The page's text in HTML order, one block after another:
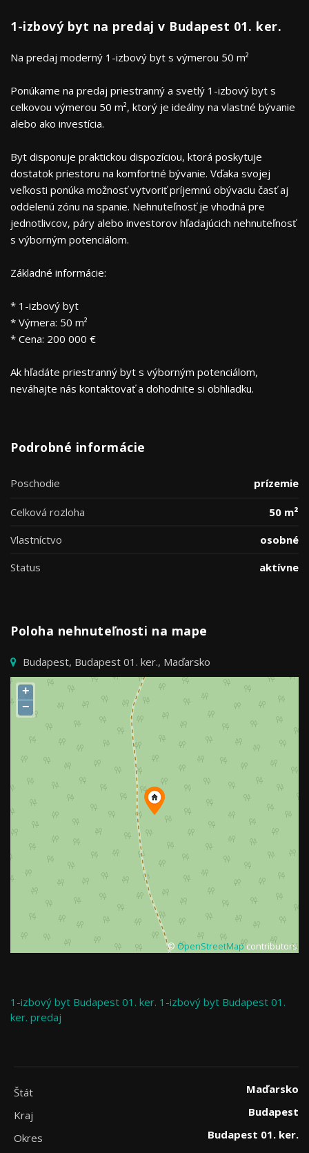
1-izbový byt na predaj v Budapest 01. ker.
Na predaj moderný 1-izbový byt s výmerou 50 m²
Ponúkame na predaj priestranný a svetlý 1-izbový byt s
celkovou výmerou 50 m², ktorý je ideálny na vlastné bývanie
alebo ako investícia.
Byt disponuje praktickou dispozíciou, ktorá poskytuje
dostatok priestoru na komfortné bývanie. Vďaka svojej
veľkosti ponúka možnosť vytvoriť príjemnú obývaciu časť aj
oddelenú zónu na spanie. Nehnuteľnosť je vhodná pre
jednotlivcov, páry alebo investorov hľadajúcich nehnuteľnosť
s výborným potenciálom.
Základné informácie:
* 1-izbový byt
* Výmera: 50 m²
* Cena: 200 000 €
Ak hľadáte priestranný byt s výborným potenciálom,
neváhajte nás kontaktovať a dohodnite si obhliadku.
Podrobné informácie
Poschodie prízemie
Celková rozloha
50 m²
Vlastníctvo
osobné
Status
aktívne
Poloha nehnuteľnosti na mape
Budapest, Budapest 01. ker., Maďarsko
+
−
© OpenStreetMapcontributors
1-izbový byt Budapest 01. ker. 1-izbový byt Budapest 01.
ker. predaj
Štát
Maďarsko
Kraj
Budapest
Okres
Budapest 01. ker.